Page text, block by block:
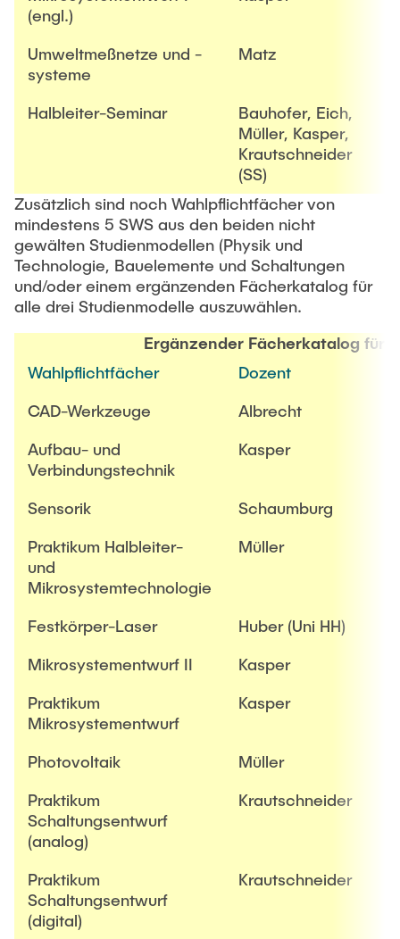
(engl.)
Umweltmeßnetze und -
systeme
Matz
Halbleiter-Seminar
Bauhofer, Eich,
Müller, Kasper,
Krautschneider
(SS)
Zusätzlich sind noch Wahlpflichtfächer von
mindestens 5 SWS aus den beiden nicht
gewälten Studienmodellen (Physik und
Technologie, Bauelemente und Schaltungen
und/oder einem ergänzenden Fächerkatalog für
alle drei Studienmodelle auszuwählen.
Ergänzender Fächerkatalog für
Wahlpflichtfächer
Dozent
CAD-Werkzeuge
Albrecht
Aufbau- und
Verbindungstechnik
Kasper
Sensorik Schaumburg
Praktikum Halbleiter-
und
Mikrosystemtechnologie
Müller
Festkörper-Laser Huber (Uni HH)
Mikrosystementwurf II
Kasper
Praktikum
Mikrosystementwurf
Kasper
Photovoltaik Müller
Praktikum
Schaltungsentwurf
(analog)
Krautschneider
Praktikum
Schaltungsentwurf
(digital)
Krautschneider